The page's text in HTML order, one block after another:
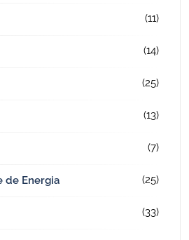
(11)
(14)
(25)
(13)
(7)
de Energia (25)
(33)